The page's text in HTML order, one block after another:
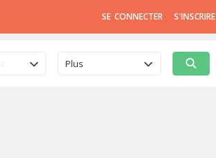
SE CONNECTER S'INSCRIRE
Plus